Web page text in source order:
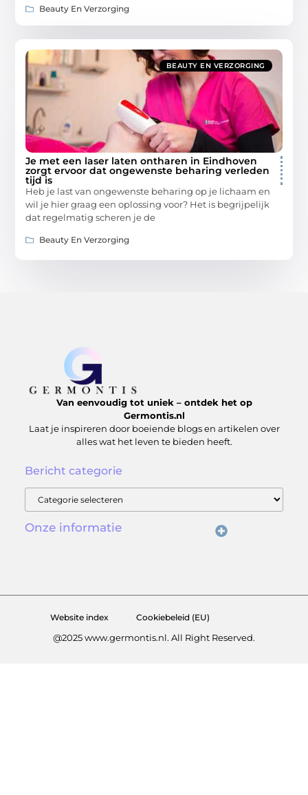
Beauty En Verzorging
BEAUTY EN VERZORGING
Je met een laser laten ontharen in Eindhoven
zorgt ervoor dat ongewenste beharing verleden
tijd is
Heb je last van ongewenste beharing op je lichaam en
wil je hier graag een oplossing voor? Het is begrijpelijk
dat regelmatig scheren je de
Beauty En Verzorging
Van eenvoudig tot uniek – ontdek het op
Germontis.nl
Laat je inspireren door boeiende blogs en artikelen over
alles wat het leven te bieden heeft.
Bericht categorie
Onze informatie
Website index Cookiebeleid (EU)
@2025 www.germontis.nl. All Right Reserved.